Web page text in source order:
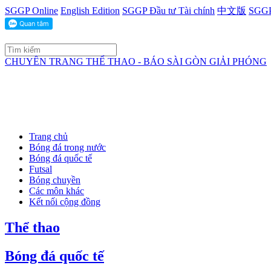
SGGP Online English Edition SGGP Đầu tư Tài chính 中文版
CHUYÊN TRANG THỂ THAO - BÁO SÀI GÒN GIẢI PHÓNG
Trang chủ
Bóng đá trong nước
Bóng đá quốc tế
Futsal
Bóng chuyền
Các môn khác
Kết nối cộng đồng
Thể thao
Bóng đá quốc tế